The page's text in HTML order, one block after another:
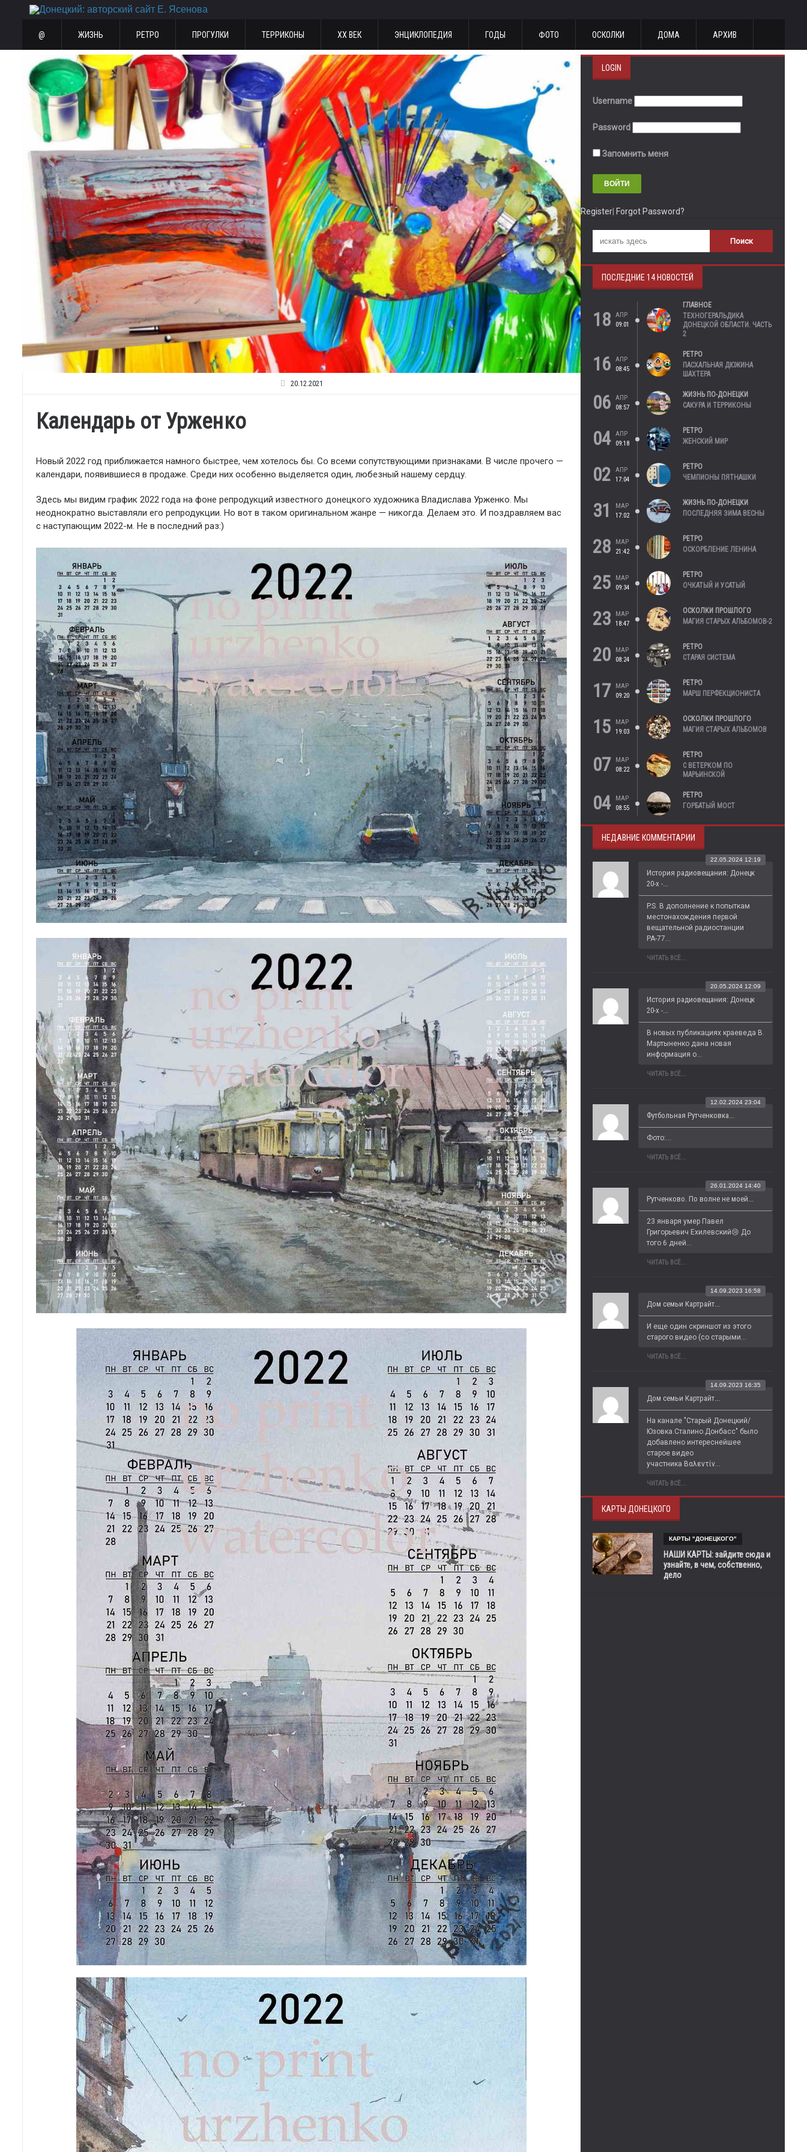
@ ЖИЗНЬ РЕТРО ПРОГУЛКИ ТЕРРИКОНЫ ХХ ВЕК ЭНЦИКЛОПЕДИЯ ГОДЫ ФОТО ОСКОЛКИ ДОМА АРХИВ
20.12.2021
Календарь от Урженко
Новый 2022 год приближается намного быстрее, чем хотелось бы. Со всеми сопутствующими признаками. В числе прочего —
календари, появившиеся в продаже. Среди них особенно выделяется один, любезный нашему сердцу.
Здесь мы видим график 2022 года на фоне репродукций известного донецкого художника Владислава Урженко. Мы
неоднократно выставляли его репродукции. Но вот в таком оригинальном жанре — никогда. Делаем это. И поздравляем вас
с наступающим 2022-м. Не в последний раз:)
LOGIN
Username
Password
Запомнить меня
Register Forgot Password?
ПОСЛЕДНИЕ 14 НОВОСТЕЙ
18
АПР
09:01
ГЛАВНОЕ
ТЕХНОГЕРАЛЬДИКА
ДОНЕЦКОЙ ОБЛАСТИ. ЧАСТЬ
2
16
АПР
08:45
РЕТРО
ПАСХАЛЬНАЯ ДЮЖИНА
ШАХТЕРА
06
АПР
08:57
ЖИЗНЬ ПО-ДОНЕЦКИ
САКУРА И ТЕРРИКОНЫ
04
АПР
09:18
РЕТРО
ЖЕНСКИЙ МИР
02
АПР
17:04
РЕТРО
ЧЕМПИОНЫ ПЯТНАШКИ
31
МАР
17:02
ЖИЗНЬ ПО-ДОНЕЦКИ
ПОСЛЕДНЯЯ ЗИМА ВЕСНЫ
28
МАР
21:42
РЕТРО
ОСКОРБЛЕНИЕ ЛЕНИНА
25
МАР
09:34
РЕТРО
ОЧКАТЫЙ И УСАТЫЙ
23
МАР
18:47
ОСКОЛКИ ПРОШЛОГО
МАГИЯ СТАРЫХ АЛЬБОМОВ-2
20
МАР
08:24
РЕТРО
СТАРАЯ СИСТЕМА
17
МАР
09:20
РЕТРО
МАРШ ПЕРФЕКЦИОНИСТА
15
МАР
19:03
ОСКОЛКИ ПРОШЛОГО
МАГИЯ СТАРЫХ АЛЬБОМОВ
07
МАР
08:22
РЕТРО
С ВЕТЕРКОМ ПО
МАРЬИНСКОЙ
04
МАР
08:55
РЕТРО
ГОРБАТЫЙ МОСТ
НЕДАВНИЕ КОММЕНТАРИИ
История радиовещания: Донецк
20-х -...
22.05.2024 12:19
P.S. В дополнение к попыткам
местонахождения первой
вещательной радиостанции
РА-77...
ЧИТАТЬ ВСЁ...
История радиовещания: Донецк
20-х -...
20.05.2024 12:09
В новых публикациях краеведа В.
Мартыненко дана новая
информация о...
ЧИТАТЬ ВСЁ...
Футбольная Рутченковка...
12.02.2024 23:04
Фото:...
ЧИТАТЬ ВСЁ...
Рутченково. По волне не моей...
26.01.2024 14:40
23 января умер Павел
Григорьевич Ехилевский😢 До
того 6 дней...
ЧИТАТЬ ВСЁ...
Дом семьи Картрайт...
14.09.2023 16:58
И еще один скриншот из этого
старого видео (со старыми...
ЧИТАТЬ ВСЁ...
Дом семьи Картрайт...
14.09.2023 16:35
На канале "Старый Донецкий/
Юзовка.Сталино.Донбасс" было
добавлено интереснейшее
старое видео
участника Βαλεντίν...
ЧИТАТЬ ВСЁ...
КАРТЫ ДОНЕЦКОГО
КАРТЫ "ДОНЕЦКОГО"
НАШИ КАРТЫ: зайдите сюда и
узнайте, в чем, собственно,
дело